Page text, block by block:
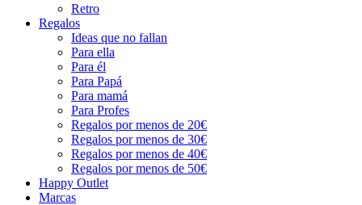
Retro
Regalos
Ideas que no fallan
Para ella
Para él
Para Papá
Para mamá
Para Profes
Regalos por menos de 20€
Regalos por menos de 30€
Regalos por menos de 40€
Regalos por menos de 50€
Happy Outlet
Marcas